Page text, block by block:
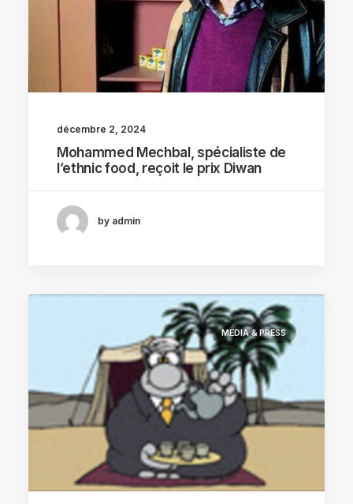
décembre 2, 2024
Mohammed Mechbal, spécialiste de
l’ethnic food, reçoit le prix Diwan
by admin
MEDIA & PRESS